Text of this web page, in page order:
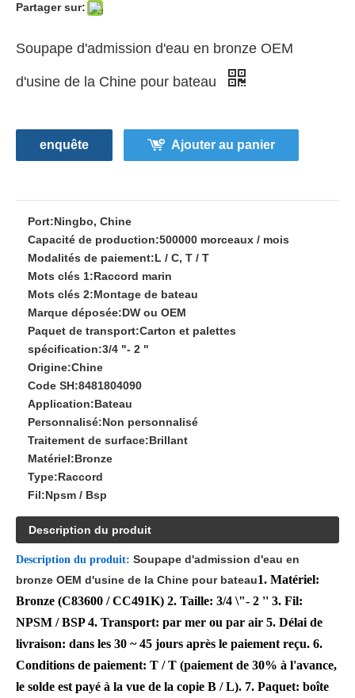
Partager sur:
Soupape d'admission d'eau en bronze OEM
d'usine de la Chine pour bateau
enquête Ajouter au panier
Port:Ningbo, Chine
Capacité de production:500000 morceaux / mois
Modalités de paiement:L / C, T / T
Mots clés 1:Raccord marin
Mots clés 2:Montage de bateau
Marque déposée:DW ou OEM
Paquet de transport:Carton et palettes
spécification:3/4 "- 2 "
Origine:Chine
Code SH:8481804090
Application:Bateau
Personnalisé:Non personnalisé
Traitement de surface:Brillant
Matériel:Bronze
Type:Raccord
Fil:Npsm / Bsp
Description du produit
Description du produit: Soupape d'admission d'eau en
bronze OEM d'usine de la Chine pour bateau1. Matériel:
Bronze (C83600 / CC491K) 2. Taille: 3/4 \"- 2 '' 3. Fil:
NPSM / BSP 4. Transport: par mer ou par air 5. Délai de
livraison: dans les 30 ~ 45 jours après le paiement reçu. 6.
Conditions de paiement: T / T (paiement de 30% à l'avance,
le solde est payé à la vue de la copie B / L). 7. Paquet: boîte